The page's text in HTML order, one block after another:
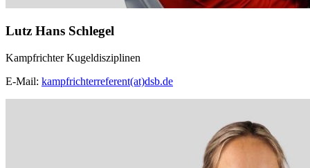
Lutz Hans Schlegel
Kampfrichter Kugeldisziplinen
E-Mail: kampfrichterreferent(at)dsb.de